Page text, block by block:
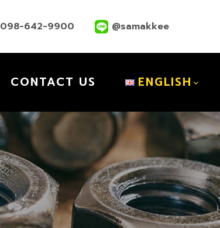
098-642-9900 @samakkee
CONTACT US ENGLISH